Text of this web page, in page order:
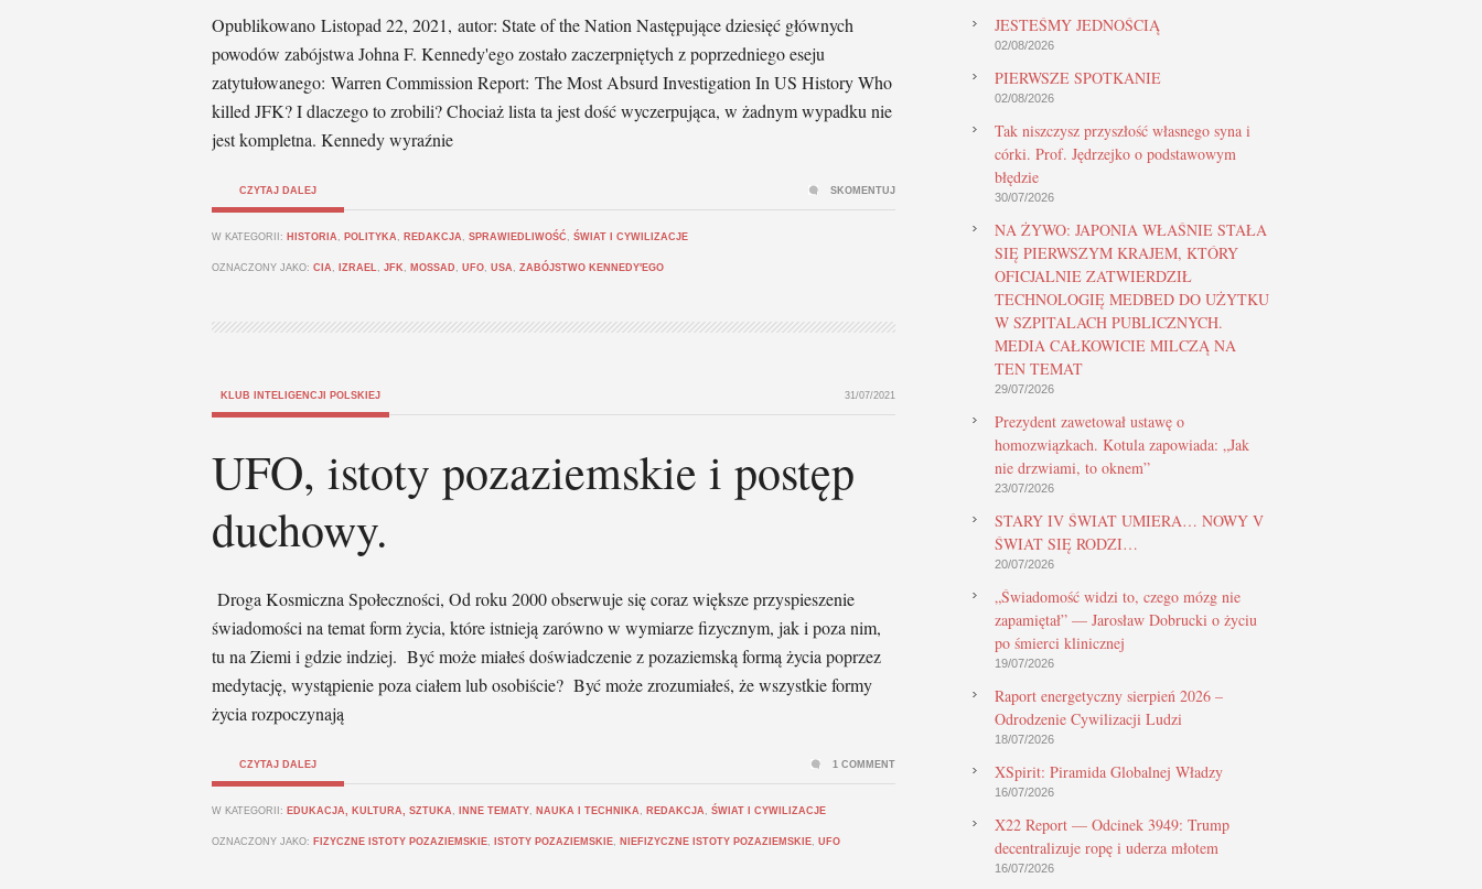
Opublikowano Listopad 22, 2021, autor: State of the Nation Następujące dziesięć głównych
powodów zabójstwa Johna F. Kennedy'ego zostało zaczerpniętych z poprzedniego eseju
zatytułowanego: Warren Commission Report: The Most Absurd Investigation In US History Who
killed JFK? I dlaczego to zrobili? Chociaż lista ta jest dość wyczerpująca, w żadnym wypadku nie
jest kompletna. Kennedy wyraźnie
CZYTAJ DALEJ
W KATEGORII: HISTORIA , POLITYKA , REDAKCJA , SPRAWIEDLIWOŚĆ , ŚWIAT I CYWILIZACJE
OZNACZONY JAKO: CIA , IZRAEL, JFK , MOSSAD , UFO, USA , ZABÓJSTWO KENNEDY'EGO
SKOMENTUJ
KLUB INTELIGENCJI POLSKIEJ 31/07/2021
UFO, istoty pozaziemskie i postęp
duchowy.
Droga Kosmiczna Społeczności, Od roku 2000 obserwuje się coraz większe przyspieszenie
świadomości na temat form życia, które istnieją zarówno w wymiarze fizycznym, jak i poza nim,
tu na Ziemi i gdzie indziej. Być może miałeś doświadczenie z pozaziemską formą życia poprzez
medytację, wystąpienie poza ciałem lub osobiście? Być może zrozumiałeś, że wszystkie formy
życia rozpoczynają
CZYTAJ DALEJ
W KATEGORII: EDUKACJA, KULTURA, SZTUKA , INNE TEMATY, NAUKA I TECHNIKA , REDAKCJA , ŚWIAT I CYWILIZACJE
OZNACZONY JAKO: FIZYCZNE ISTOTY POZAZIEMSKIE, ISTOTY POZAZIEMSKIE, NIEFIZYCZNE ISTOTY POZAZIEMSKIE, UFO
1 COMMENT
JESTEŚMY JEDNOŚCIĄ
02/08/2026
PIERWSZE SPOTKANIE
02/08/2026
Tak niszczysz przyszłość własnego syna i
córki. Prof. Jędrzejko o podstawowym
błędzie
30/07/2026
NA ŻYWO: JAPONIA WŁAŚNIE STAŁA
SIĘ PIERWSZYM KRAJEM, KTÓRY
OFICJALNIE ZATWIERDZIŁ
TECHNOLOGIĘ MEDBED DO UŻYTKU
W SZPITALACH PUBLICZNYCH.
MEDIA CAŁKOWICIE MILCZĄ NA
TEN TEMAT
29/07/2026
Prezydent zawetował ustawę o
homozwiązkach. Kotula zapowiada: „Jak
nie drzwiami, to oknem”
23/07/2026
STARY IV ŚWIAT UMIERA… NOWY V
ŚWIAT SIĘ RODZI…
20/07/2026
„Świadomość widzi to, czego mózg nie
zapamiętał” — Jarosław Dobrucki o życiu
po śmierci klinicznej
19/07/2026
Raport energetyczny sierpień 2026 –
Odrodzenie Cywilizacji Ludzi
18/07/2026
XSpirit: Piramida Globalnej Władzy
16/07/2026
X22 Report — Odcinek 3949: Trump
decentralizuje ropę i uderza młotem
16/07/2026